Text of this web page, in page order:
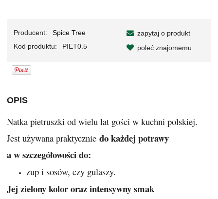
Producent:
Spice Tree
Kod produktu:
PIET0.5
zapytaj o produkt
poleć znajomemu
OPIS
Natka pietruszki od wielu lat gości w kuchni polskiej.
Jest używana praktycznie do każdej potrawy
a w szczegółowości do:
zup i sosów, czy gulaszy.
Jej zielony kolor oraz intensywny smak